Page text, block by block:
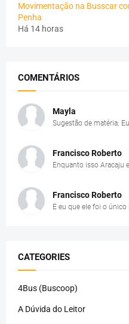
Movimentação na Busscar
Penha
Há 14 horas
COMENTÁRIOS
Mayla
Sugestão de matéria:
Francisco Roberto
Enquanto isso Aracaju
Francisco Roberto
E eu que ele foi o único
CATEGORIES
4Bus (Buscoop)
A Dúvida do Leitor